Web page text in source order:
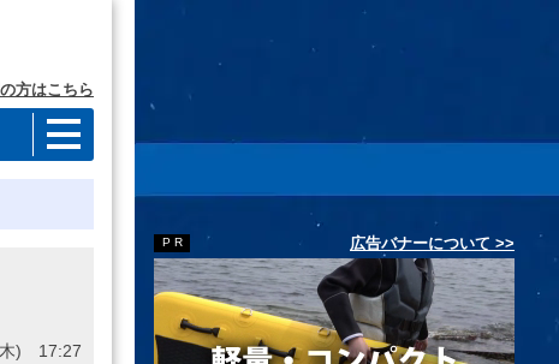
方はこちら
広告バナーについて >>
木) 17:27